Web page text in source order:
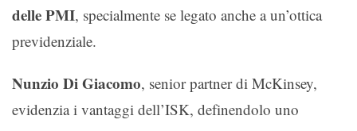
delle PMI, specialmente se legato anche a un’ottica
previdenziale.
Nunzio Di Giacomo, senior partner di McKinsey,
evidenzia i vantaggi dell’ISK, definendolo uno